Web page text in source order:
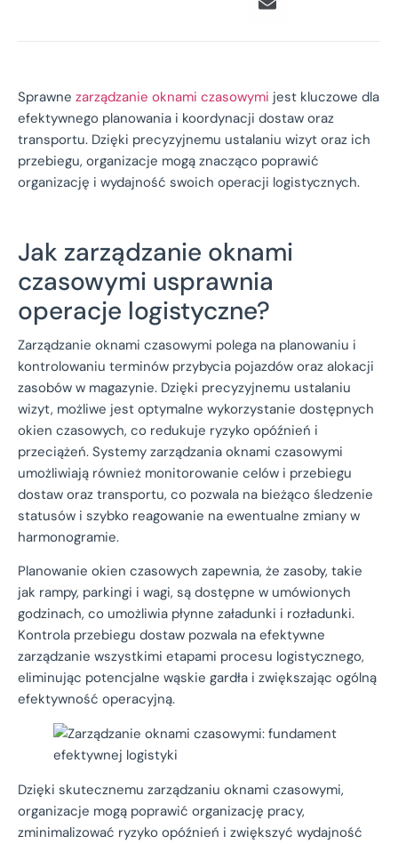
Sprawne zarządzanie oknami czasowymi jest kluczowe dla
efektywnego planowania i koordynacji dostaw oraz
transportu. Dzięki precyzyjnemu ustalaniu wizyt oraz ich
przebiegu, organizacje mogą znacząco poprawić
organizację i wydajność swoich operacji logistycznych.
Jak zarządzanie oknami
czasowymi usprawnia
operacje logistyczne?
Zarządzanie oknami czasowymi polega na planowaniu i
kontrolowaniu terminów przybycia pojazdów oraz alokacji
zasobów w magazynie. Dzięki precyzyjnemu ustalaniu
wizyt, możliwe jest optymalne wykorzystanie dostępnych
okien czasowych, co redukuje ryzyko opóźnień i
przeciążeń. Systemy zarządzania oknami czasowymi
umożliwiają również monitorowanie celów i przebiegu
dostaw oraz transportu, co pozwala na bieżąco śledzenie
statusów i szybko reagowanie na ewentualne zmiany w
harmonogramie.
Planowanie okien czasowych zapewnia, że zasoby, takie
jak rampy, parkingi i wagi, są dostępne w umówionych
godzinach, co umożliwia płynne załadunki i rozładunki.
Kontrola przebiegu dostaw pozwala na efektywne
zarządzanie wszystkimi etapami procesu logistycznego,
eliminując potencjalne wąskie gardła i zwiększając ogólną
efektywność operacyjną.
Dzięki skutecznemu zarządzaniu oknami czasowymi,
organizacje mogą poprawić organizację pracy,
zminimalizować ryzyko opóźnień i zwiększyć wydajność